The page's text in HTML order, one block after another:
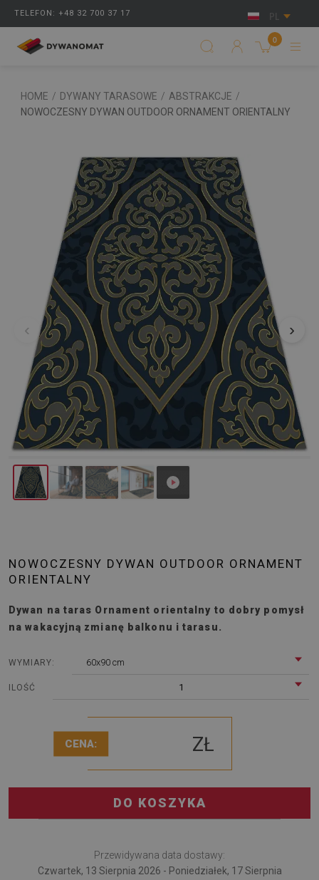
TELEFON: +48 32 700 37 17 PL
0
HOME / DYWANY TARASOWE / ABSTRAKCJE /
NOWOCZESNY DYWAN OUTDOOR ORNAMENT ORIENTALNY
‹ ›
NOWOCZESNY DYWAN OUTDOOR ORNAMENT
ORIENTALNY
Dywan na taras Ornament orientalny to dobry pomysł
na wakacyjną zmianę balkonu i tarasu.
WYMIARY: 60x90 cm
ILOŚĆ 1
CENA: ZŁ
DO KOSZYKA
Przewidywana data dostawy:
Czwartek, 13 Sierpnia 2026 - Poniedziałek, 17 Sierpnia